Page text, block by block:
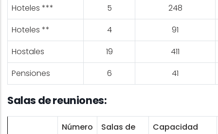
Hoteles ***
5
248
Hoteles **
4
91
Hostales
19
411
Pensiones
6 41
Salas de reuniones:
Número
Salas de
Capacidad